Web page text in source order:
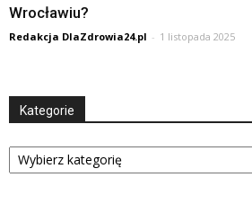
Wrocławiu?
Redakcja DlaZdrowia24.pl - 1 listopada 2025
Kategorie
Kategorie